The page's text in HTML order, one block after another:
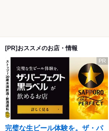
[PR]おススメのお店・情報
PR
完璧な生ビール体験を。ザ・パ